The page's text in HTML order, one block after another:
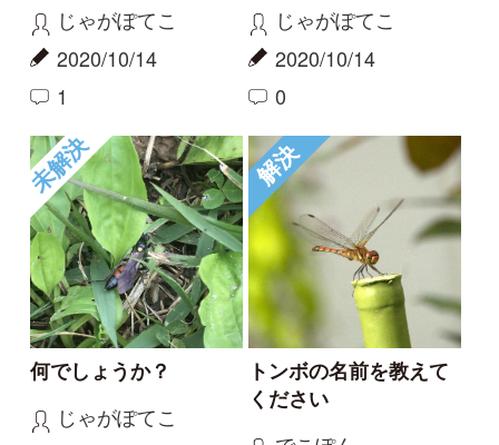
何でしょうか？
じゃがぽてこ
2020/10/14
1
トンボの名前を教えて
ください
でこぽん
2020/10/12
3
ヒメアカネ
解決 未解決